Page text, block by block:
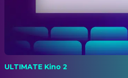
ULTIMATE Kino 2